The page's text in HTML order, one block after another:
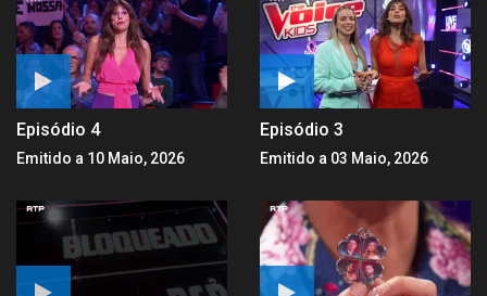
Episódio 4
Emitido a 10 Maio, 2026
Episódio 3
Emitido a 03 Maio, 2026